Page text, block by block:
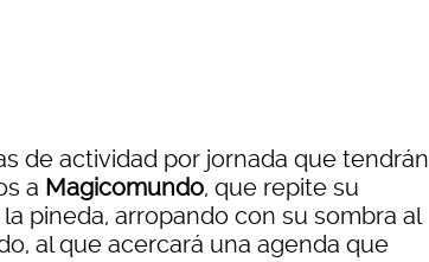
de actividad por jornada que tendrán
a Magicomundo, que repite su
pineda, arropando con su sombra al
al que acercará una agenda que